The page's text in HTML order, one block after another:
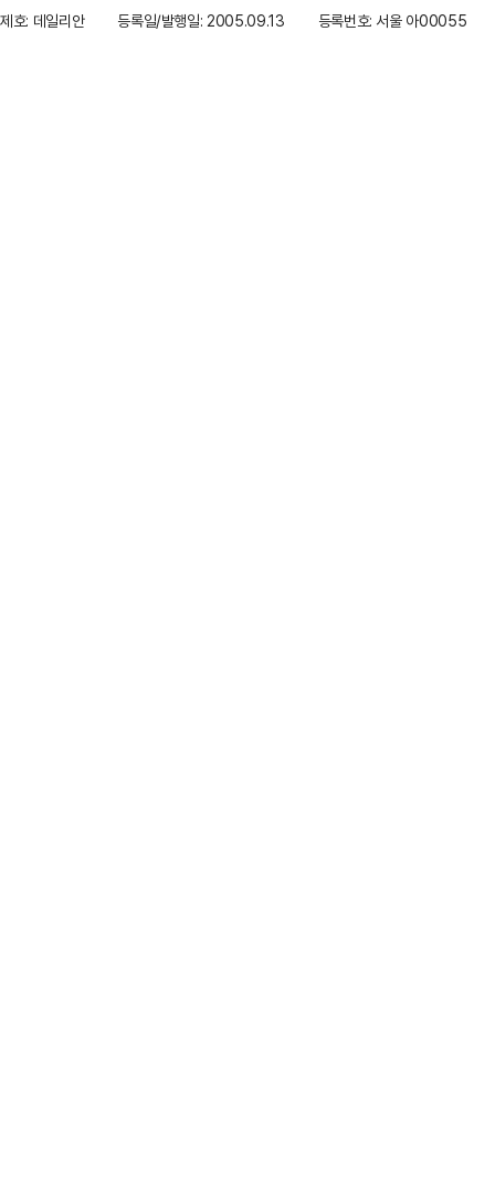
제호: 데일리안
등록일/발행일: 2005.09.13 등록번호: 서울 아00055